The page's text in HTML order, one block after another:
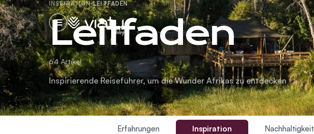
blog
INSPIRATION·LEITFADEN
Leitfaden
64 Artikel
Inspirierende Reiseführer, um die Wunder Afrikas zu entdecken
Erfahrungen Inspiration Nachhaltigkeit